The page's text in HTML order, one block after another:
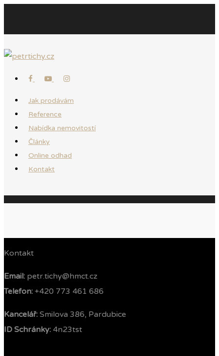
Jak prodávám
Reference
Nabídka nemovitostí
Články
Online odhad
Kontakt
Kontakt
Email: petr.tichy@hmct.cz
Telefon: ‭ +420 773 461 686‬
Kancelář: Smilova 386, Pardubice
ID Schránky: 4n23tst